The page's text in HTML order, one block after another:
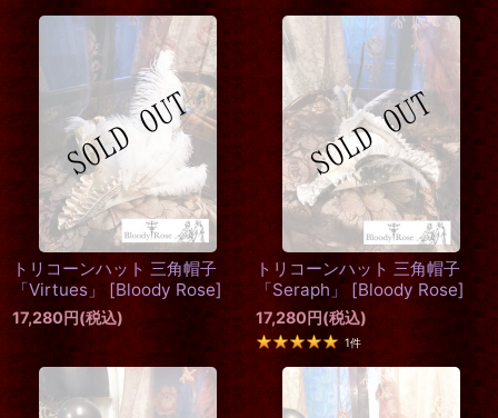
トリコーンハット 三角帽子
「Virtues」
[Bloody Rose]
17,280円(税込)
トリコーンハット 三角帽子
「Seraph」 [Bloody Rose]
17,280円(税込)
1件